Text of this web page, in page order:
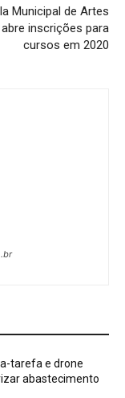
Municipal de Artes
inscrições para
cursos em 2020
tarefa e drone
abastecimento